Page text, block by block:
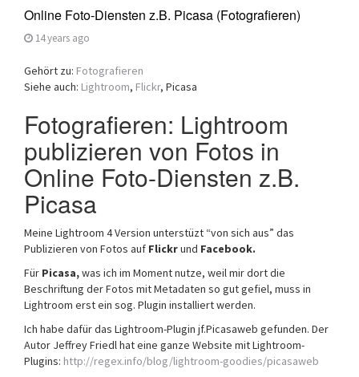
Online Foto-Diensten z.B. Picasa (Fotografieren)
14 years ago
Gehört zu: Fotografieren
Siehe auch: Lightroom, Flickr, Picasa
Fotografieren: Lightroom
publizieren von Fotos in
Online Foto-Diensten z.B.
Picasa
Meine Lightroom 4 Version unterstüzt “von sich aus” das
Publizieren von Fotos auf Flickrund Facebook.
Für Picasa,was ich im Moment nutze, weil mir dort die
Beschriftung der Fotos mit Metadaten so gut gefiel, muss in
Lightroom erst ein sog. Plugin installiert werden.
Ich habe dafür das Lightroom-Plugin jf.Picasaweb gefunden. Der
Autor Jeffrey Friedl hat eine ganze Website mit Lightroom-
Plugins: http://regex.info/blog/lightroom-goodies/picasaweb